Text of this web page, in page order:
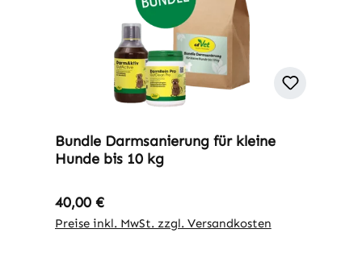
Bundle Darmsanierung für kleine
Hunde bis 10 kg
Regulärer Preis:
40,00 €
Preise inkl. MwSt. zzgl. Versandkosten